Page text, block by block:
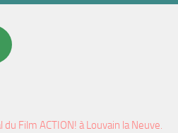
du Film ACTION! à Louvain la Neuve.